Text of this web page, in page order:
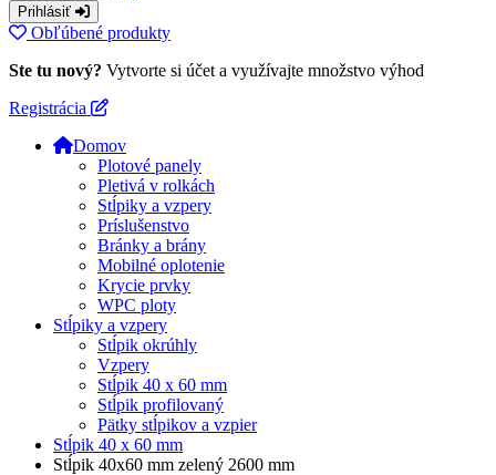
Prihlásiť
Obľúbené produkty
Ste tu nový? Vytvorte si účet a využívajte množstvo výhod
Registrácia
Domov
Plotové panely
Pletivá v rolkách
Stĺpiky a vzpery
Príslušenstvo
Bránky a brány
Mobilné oplotenie
Krycie prvky
WPC ploty
Stĺpiky a vzpery
Stĺpik okrúhly
Vzpery
Stĺpik 40 x 60 mm
Stĺpik profilovaný
Pätky stĺpikov a vzpier
Stĺpik 40 x 60 mm
Stĺpik 40x60 mm zelený 2600 mm